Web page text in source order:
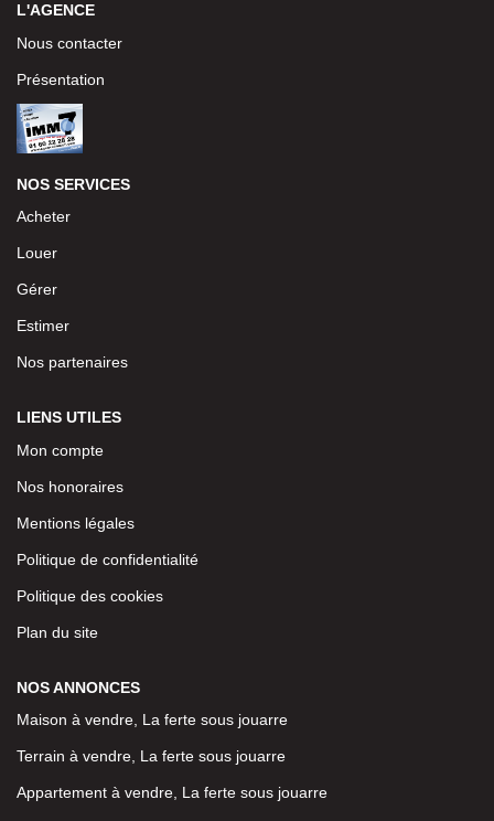
L'AGENCE
Nous contacter
Présentation
NOS SERVICES
Acheter
Louer
Gérer
Estimer
Nos partenaires
LIENS UTILES
Mon compte
Nos honoraires
Mentions légales
Politique de confidentialité
Politique des cookies
Plan du site
NOS ANNONCES
Maison à vendre, La ferte sous jouarre
Terrain à vendre, La ferte sous jouarre
Appartement à vendre, La ferte sous jouarre